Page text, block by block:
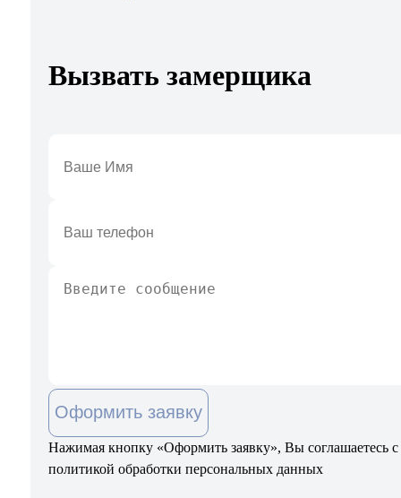
Вызвать замерщика
Оформить заявку
Нажимая кнопку «Оформить заявку», Вы соглашаетесь с
политикой обработки персональных данных